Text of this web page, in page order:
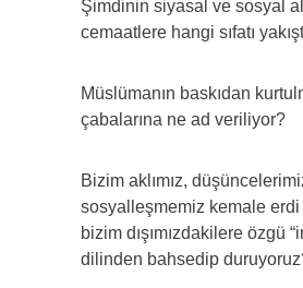
Şimdinin siyasal ve sosyal
cemaatlere hangi sıfatı
Müslümanın baskıdan
çabalarına ne ad veriliyor?
Bizim aklımız,
sosyalleşmemiz kemale
bizim dışımızdakilere özgü
dilinden bahsedip